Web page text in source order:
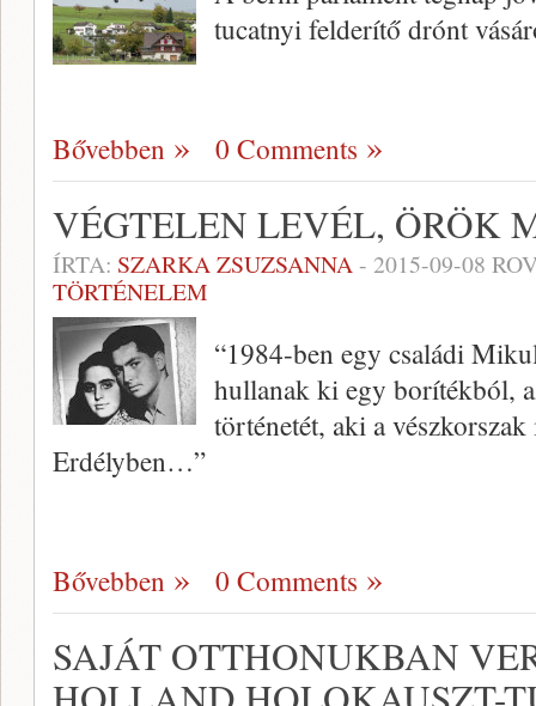
tucatnyi felderítő drónt
Bővebben 0 Comments
VÉGTELEN LEVÉL, ÖRÖK
ÍRTA: SZARKA ZSUZSANNA- 2015-09-08
TÖRTÉNELEM
“1984-ben egy családi
hullanak ki egy borítékból,
történetét, aki a
Erdélyben…”
Bővebben 0 Comments
SAJÁT OTTHONUKBAN